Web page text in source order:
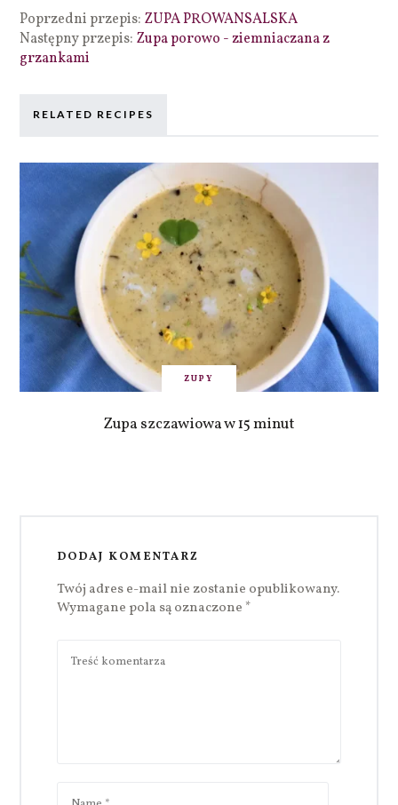
Poprzedni przepis: ZUPA PROWANSALSKA
Następny przepis: Zupa porowo - ziemniaczana z
grzankami
RELATED RECIPES
ZUPY
Zupa szczawiowa w 15 minut
DODAJ KOMENTARZ
Twój adres e-mail nie zostanie opublikowany.
Wymagane pola są oznaczone *